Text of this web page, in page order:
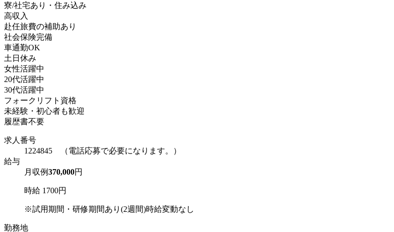
寮/社宅あり・住み込み
高収入
赴任旅費の補助あり
社会保険完備
車通勤OK
土日休み
女性活躍中
20代活躍中
30代活躍中
フォークリフト資格
未経験・初心者も歓迎
履歴書不要
求人番号
1224845 （電話応募で必要になります。）
給与
月収例370,000円
時給 1700円
※試用期間・研修期間あり(2週間)時給変動なし
勤務地